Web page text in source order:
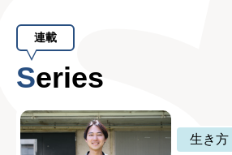
連載
Series
生き方